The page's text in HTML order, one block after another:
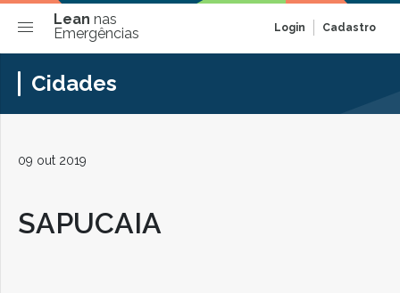
Lean nas
Emergências
Login Cadastro
Cidades
09 out 2019
SAPUCAIA